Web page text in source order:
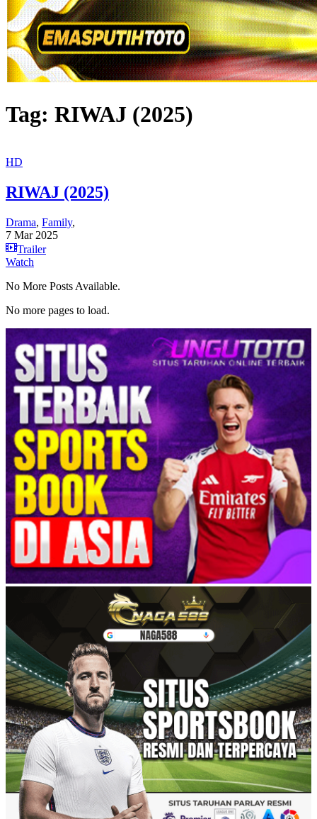
Tag: RIWAJ (2025)
HD
RIWAJ (2025)
Drama, Family,
7 Mar 2025
Trailer
Watch
No More Posts Available.
No more pages to load.